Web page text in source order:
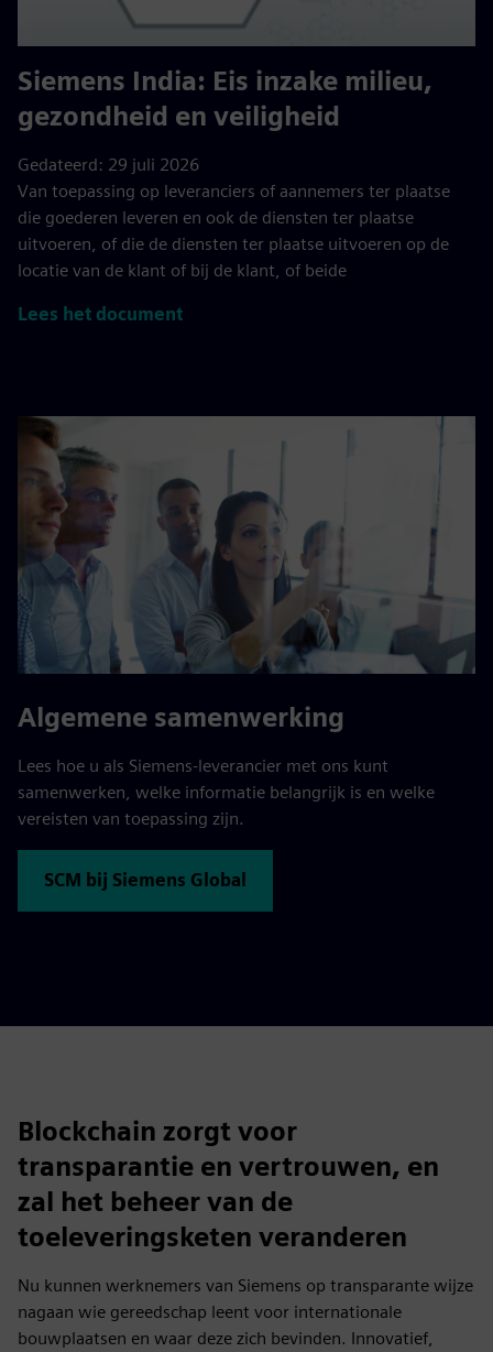
Siemens India: Eis inzake milieu,
gezondheid en veiligheid
Gedateerd: 29 juli 2026
Van toepassing op leveranciers of aannemers ter plaatse
die goederen leveren en ook de diensten ter plaatse
uitvoeren, of die de diensten ter plaatse uitvoeren op de
locatie van de klant of bij de klant, of beide
Lees het document
Algemene samenwerking
Lees hoe u als Siemens-leverancier met ons kunt
samenwerken, welke informatie belangrijk is en welke
vereisten van toepassing zijn.
SCM bij Siemens Global
Blockchain zorgt voor
transparantie en vertrouwen, en
zal het beheer van de
toeleveringsketen veranderen
Nu kunnen werknemers van Siemens op transparante wijze
nagaan wie gereedschap leent voor internationale
bouwplaatsen en waar deze zich bevinden. Innovatief,